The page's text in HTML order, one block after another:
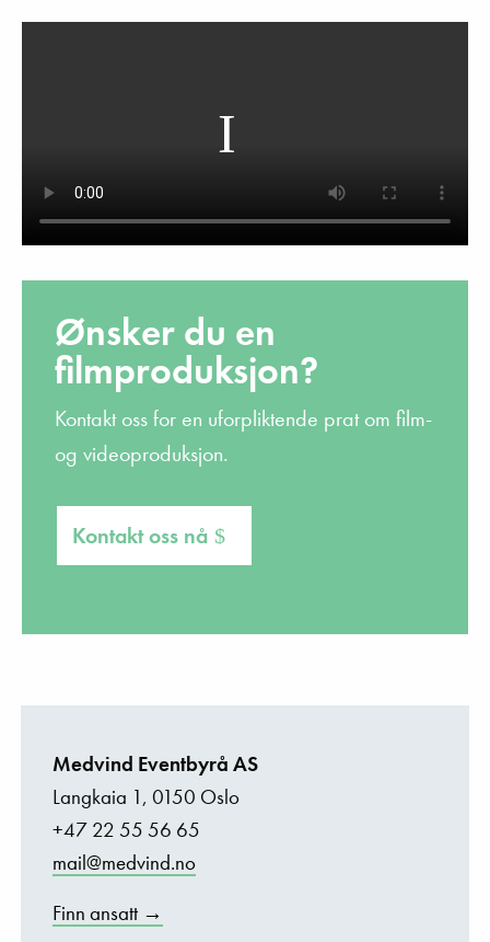
Ønsker du en
filmproduksjon?
Kontakt oss for en uforpliktende prat om film-
og videoproduksjon.
Kontakt oss nå
Medvind Eventbyrå AS
Langkaia 1, 0150 Oslo
+47 22 55 56 65
mail@medvind.no
Finn ansatt →